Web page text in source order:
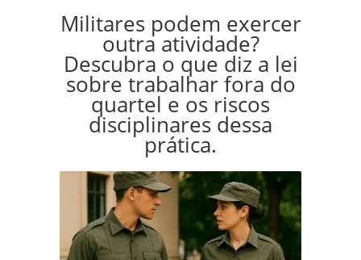
Militares podem exercer
outra atividade?
Descubra o que diz a lei
sobre trabalhar fora do
quartel e os riscos
disciplinares dessa
prática.